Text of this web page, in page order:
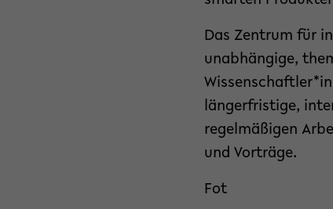
Das Zentrum für
unabhängige,
längerfristige,
regelmäßigen
und Vorträge.
Fot